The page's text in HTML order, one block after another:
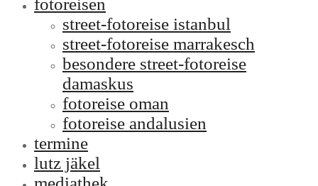
fotoreisen
street-fotoreise istanbul
street-fotoreise marrakesch
besondere street-fotoreise
damaskus
fotoreise oman
fotoreise andalusien
termine
lutz jäkel